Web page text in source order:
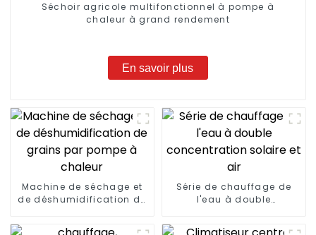
Séchoir agricole multifonctionnel à pompe à
chaleur à grand rendement
En savoir plus
Machine de séchage et
de déshumidification de
Série de chauffage de
l'eau à double